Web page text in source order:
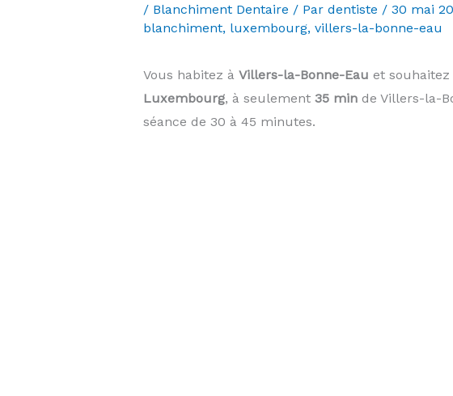
/ Blanchiment Dentaire / Par dentiste / 30 mai
blanchiment, luxembourg, villers-la-bonne-eau
Vous habitez à Villers-la-Bonne-Eau et
Luxembourg, à seulement 35 minde Villers-la-
séance de 30 à 45 minutes.